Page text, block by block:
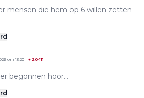
mensen die hem op 6 willen zetten
om 13:20 + 20411
begonnen hoor...